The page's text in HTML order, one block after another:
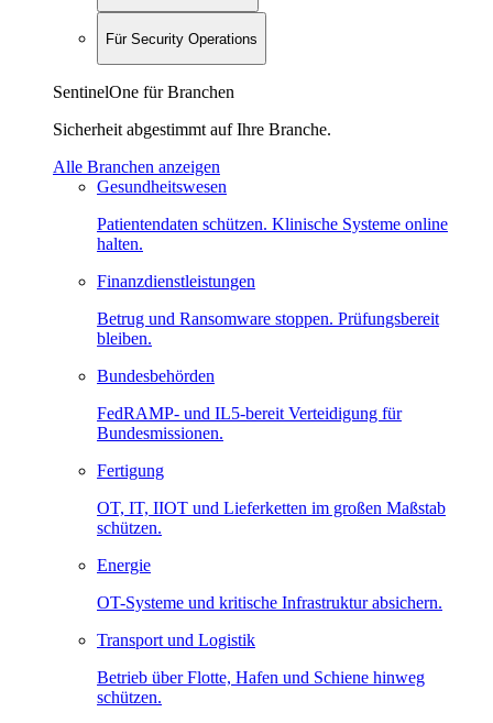
Für Security Operations
SentinelOne für Branchen
Sicherheit abgestimmt auf Ihre Branche.
Alle Branchen anzeigen
Gesundheitswesen
Patientendaten schützen. Klinische Systeme online
halten.
Finanzdienstleistungen
Betrug und Ransomware stoppen. Prüfungsbereit
bleiben.
Bundesbehörden
FedRAMP- und IL5-bereit Verteidigung für
Bundesmissionen.
Fertigung
OT, IT, IIOT und Lieferketten im großen Maßstab
schützen.
Energie
OT-Systeme und kritische Infrastruktur absichern.
Transport und Logistik
Betrieb über Flotte, Hafen und Schiene hinweg
schützen.